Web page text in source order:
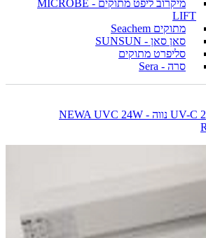
מיקרוב ליפט מתוקים - MICROBE
LIFT
מתוקים Seachem
סאן סאן - SUNSUN
סליפרט מתוקים
סרה - Sera
נורה להחלפה UV-C 24W נווה - NEWA UVC 24W